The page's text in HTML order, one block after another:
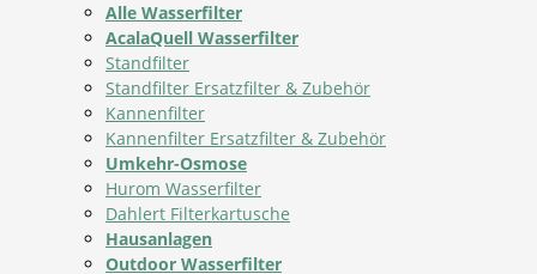
Alle Wasserfilter
AcalaQuell Wasserfilter
Standfilter
Standfilter Ersatzfilter & Zubehör
Kannenfilter
Kannenfilter Ersatzfilter & Zubehör
Umkehr-Osmose
Hurom Wasserfilter
Dahlert Filterkartusche
Hausanlagen
Outdoor Wasserfilter